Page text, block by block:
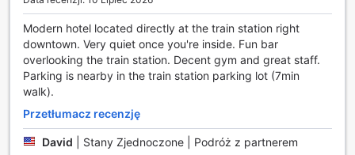
wygodne i nowoczesne usługi transportowe, które
znacznie ułatwiają poruszanie się po mieście i okolicach.
Hotel zapewnia komfortową usługę transportu
wahadłowego, która łączy gości z kluczowymi punktami w
Glasgow, co sprawia, że podróżowanie staje się
bezstresowe i przyjemne. Dzięki regularnym kursom,
goście mogą łatwo dotrzeć do najważniejszych atrakcji
turystycznych, centrów handlowych oraz stacji
komunikacyjnych, co czyni ten hotel idealnym miejscem dla
Modern hotel located directly at the train station right
downtown. Very quiet once you're inside. Fun bar
overlooking the train station. Decent gym and great staff.
Parking is nearby in the train station parking lot (7min
walk).
Przetłumacz recenzję
David Stany Zjednoczone | Podróż z partnerem